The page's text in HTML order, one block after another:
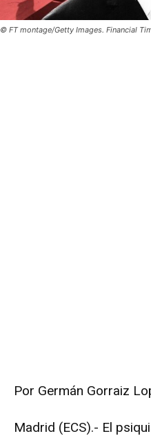
© FT montage/Getty Images. Financial
Por Germán Gorraiz
Madrid (ECS).- El